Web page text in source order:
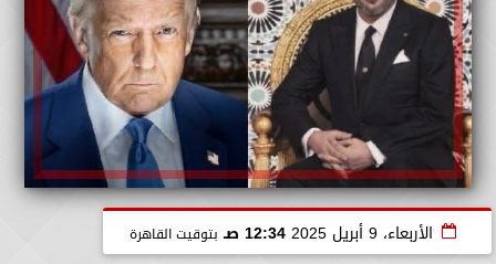
الأربعاء، 9 أبريل 2025 12:34 صـ بتوقيت القاهرة